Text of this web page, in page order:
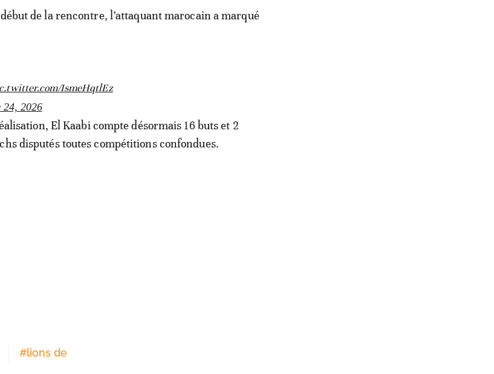
de la rencontre, l’attaquant marocain a marqué
IsmeHqtlEz
24, 2026
El Kaabi compte désormais 16 buts et 2
disputés toutes compétitions confondues.
#lions de